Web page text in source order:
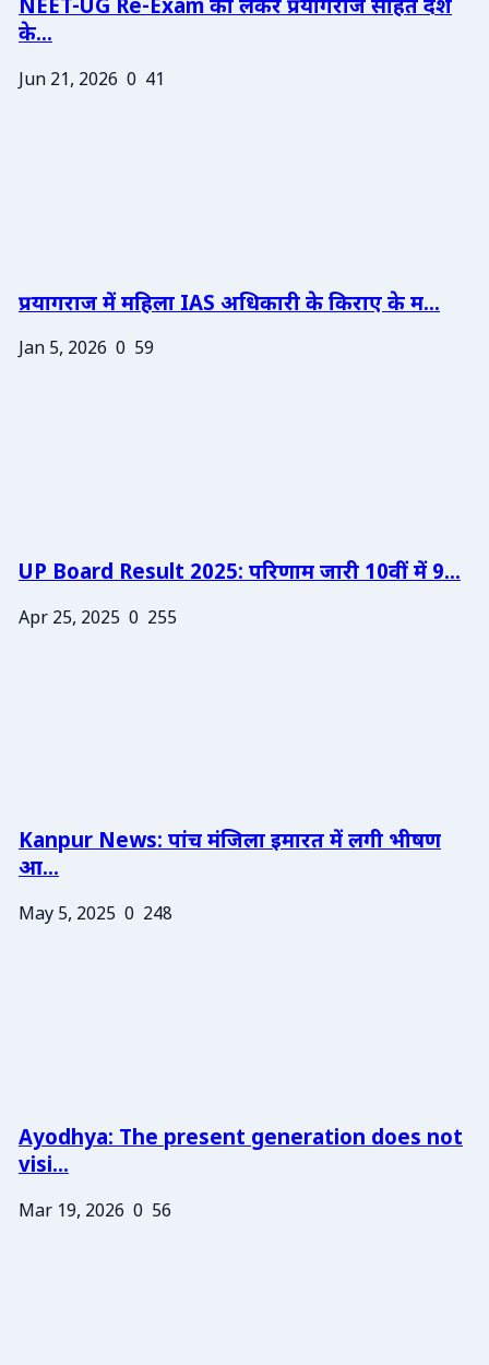
NEET-UG Re-Exam को लेकर प्रयागराज सहित देश
के...
Jun 21, 2026 0 41
प्रयागराज में महिला IAS अधिकारी के किराए के म...
Jan 5, 2026 0 59
UP Board Result 2025: परिणाम जारी 10वीं में 9...
Apr 25, 2025 0 255
Kanpur News: पांच मंजिला इमारत में लगी भीषण
आ...
May 5, 2025 0 248
Ayodhya: The present generation does not
visi...
Mar 19, 2026 0 56